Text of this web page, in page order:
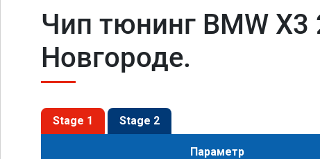
Чип тюнинг BMW
Новгороде.
Stage 1 Stage 2
Параметр